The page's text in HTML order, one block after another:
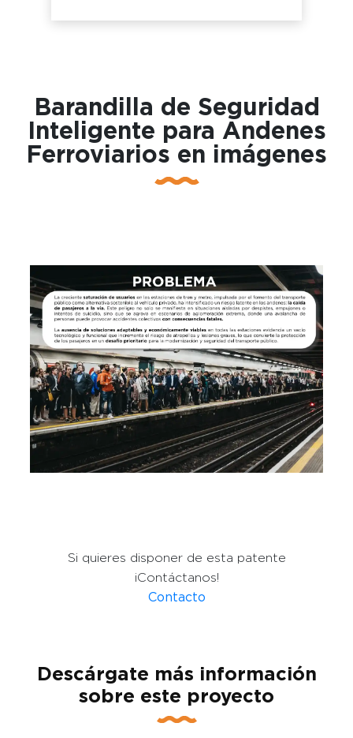
Barandilla de Seguridad
Inteligente para Andenes
Ferroviarios en imágenes
Si quieres disponer de esta patente
¡Contáctanos!
Contacto
Descárgate más información
sobre este proyecto